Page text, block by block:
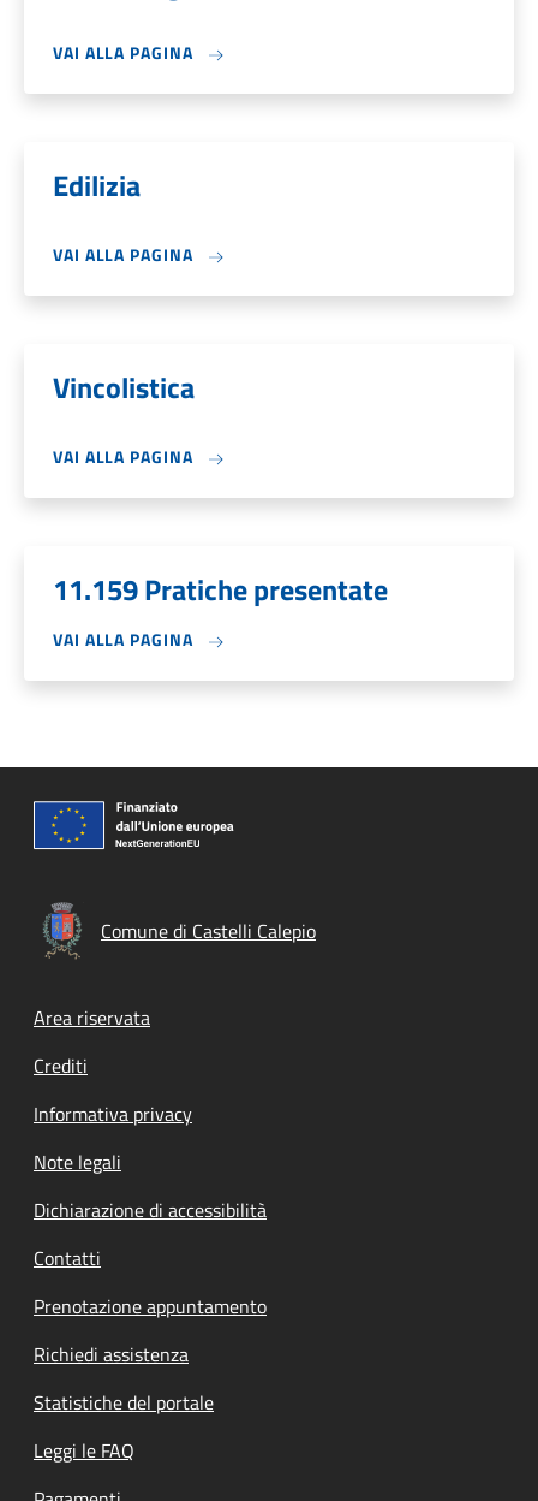
VAI ALLA PAGINA
Edilizia
VAI ALLA PAGINA
Vincolistica
VAI ALLA PAGINA
11.159 Pratiche presentate
VAI ALLA PAGINA
Comune di Castelli Calepio
Footer menu
Area riservata
Crediti
Informativa privacy
Note legali
Dichiarazione di accessibilità
Contatti
Prenotazione appuntamento
Richiedi assistenza
Statistiche del portale
Leggi le FAQ